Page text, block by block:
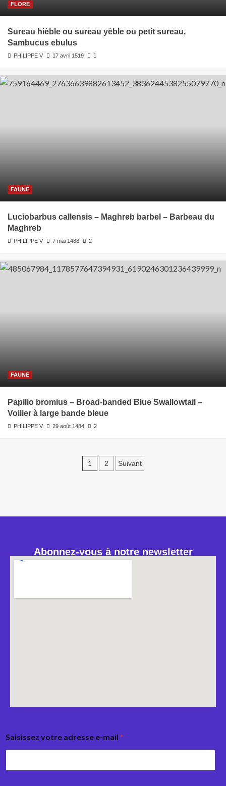
FLORE
Sureau hièble ou sureau yèble ou petit sureau,
Sambucus ebulus
PHILIPPE V 17 avril 1519 1
FAUNE
Luciobarbus callensis – Maghreb barbel – Barbeau du
Maghreb
PHILIPPE V 7 mai 1488 2
FAUNE
Papilio bromius – Broad-banded Blue Swallowtail –
Voilier à large bande bleue
PHILIPPE V 29 août 1484 2
1 2 Suivant
Abonnez-vous à notre newsletter
Saisissez votre adresse e-mail *